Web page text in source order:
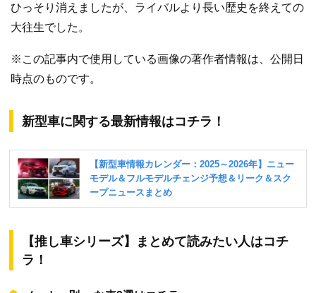
ひっそり消えましたが、ライバルより長い歴史を終えての
大往生でした。
※この記事内で使用している画像の著作者情報は、公開日
時点のものです。
新型車に関する最新情報はコチラ！
【推し車シリーズ】まとめて読みたい人はコチ
ラ！